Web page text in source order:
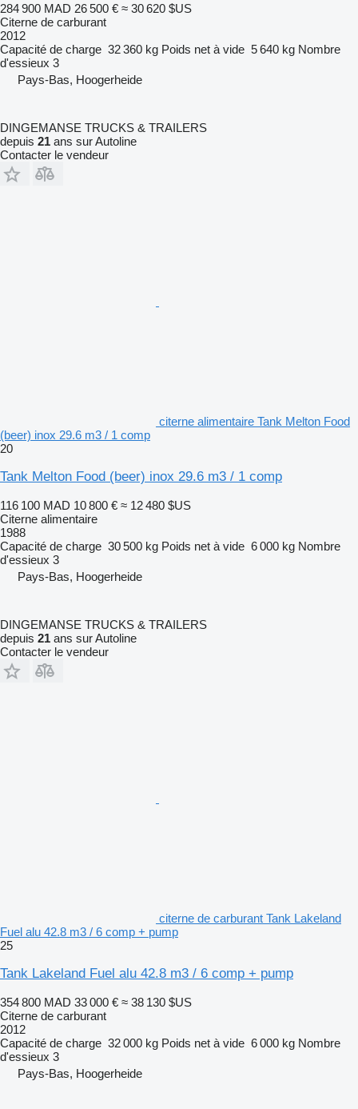
284 900 MAD 26 500 € ≈ 30 620 $US
Citerne de carburant
2012
Capacité de charge 32 360 kg Poids net à vide 5 640 kg Nombre
d'essieux 3
Pays-Bas, Hoogerheide
DINGEMANSE TRUCKS & TRAILERS
depuis 21 ans sur Autoline
Contacter le vendeur
citerne alimentaire Tank Melton Food
(beer) inox 29.6 m3 / 1 comp
20
Tank Melton Food (beer) inox 29.6 m3 / 1 comp
116 100 MAD 10 800 € ≈ 12 480 $US
Citerne alimentaire
1988
Capacité de charge 30 500 kg Poids net à vide 6 000 kg Nombre
d'essieux 3
Pays-Bas, Hoogerheide
DINGEMANSE TRUCKS & TRAILERS
depuis 21 ans sur Autoline
Contacter le vendeur
citerne de carburant Tank Lakeland
Fuel alu 42.8 m3 / 6 comp + pump
25
Tank Lakeland Fuel alu 42.8 m3 / 6 comp + pump
354 800 MAD 33 000 € ≈ 38 130 $US
Citerne de carburant
2012
Capacité de charge 32 000 kg Poids net à vide 6 000 kg Nombre
d'essieux 3
Pays-Bas, Hoogerheide